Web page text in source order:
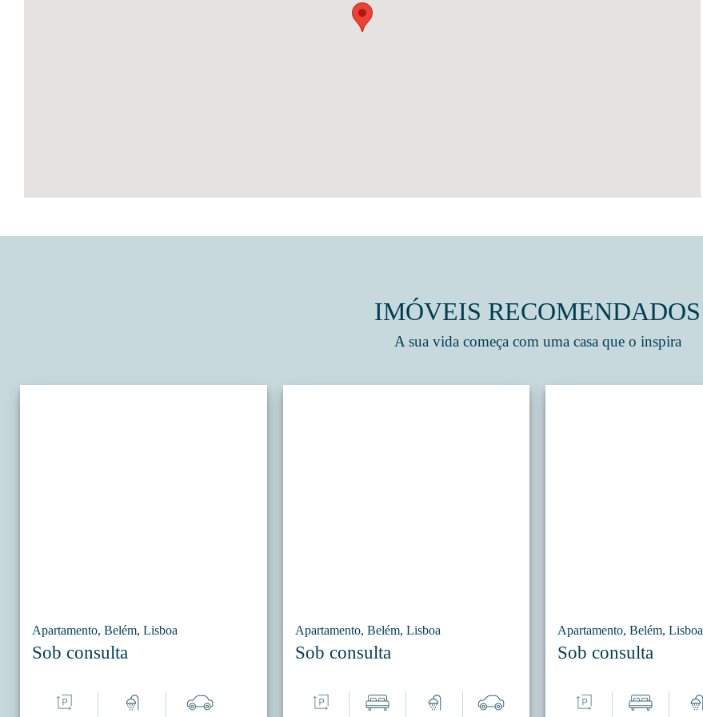
IMÓVEIS RECOMENDADOS
A sua vida começa com uma casa que o inspira
Apartamento, Belém, Lisboa
Sob consulta
Apartamento, Belém, Lisboa
Sob consulta
Apartamento, Belém, Lisboa
Sob consulta